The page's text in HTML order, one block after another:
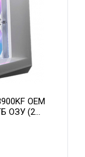
OEM
ОЗУ (2
16GB GDDR6